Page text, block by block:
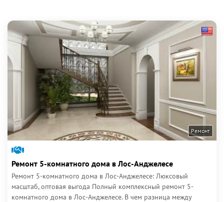
Ремонт
Ремонт 5-комнатного дома в Лос-Анджелесе
Ремонт 5-комнатного дома в Лос-Анджелесе: Люксовый
масштаб, оптовая выгода Полный комплексный ремонт 5-
комнатного дома в Лос-Анджелесе. В чем разница между